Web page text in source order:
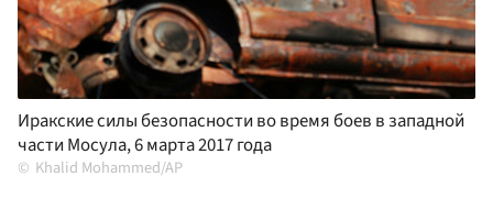
Иракские силы безопасности во время боев в западной
части Мосула, 6 марта 2017 года
Khalid Mohammed/AP